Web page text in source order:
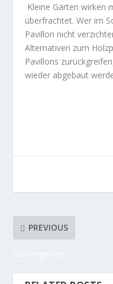
Kleine Gärten wirken
überfrachtet. Wer im
Pavillon nicht
Alternativen zum
Pavillons
wieder abgebaut
PREVIOUS